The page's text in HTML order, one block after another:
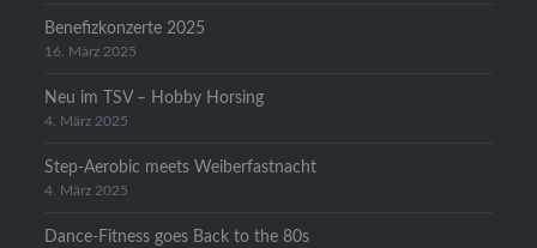
Benefizkonzerte 2025
16. März 2025
Neu im TSV – Hobby Horsing
4. März 2025
Step-Aerobic meets Weiberfastnacht
4. März 2025
Dance-Fitness goes Back to the 80s